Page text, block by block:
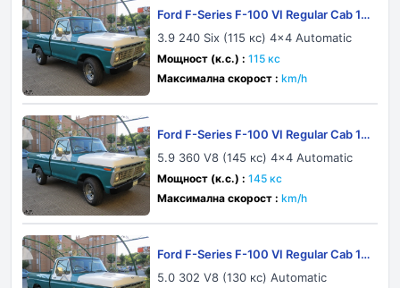
Ford F-Series F-100 VI Regular Cab 19
73
3.9 240 Six (115 кс) 4x4 Automatic
Мощност (к.с.) : 115 кс
Максимална скорост : km/h
Ford F-Series F-100 VI Regular Cab 19
73
5.9 360 V8 (145 кс) 4x4 Automatic
Мощност (к.с.) : 145 кс
Максимална скорост : km/h
Ford F-Series F-100 VI Regular Cab 19
75
5.0 302 V8 (130 кс) Automatic